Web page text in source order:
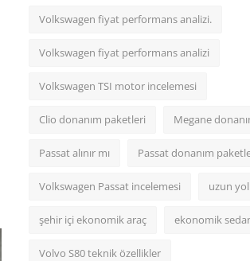
Volkswagen fiyat performans analizi.
Volkswagen fiyat performans analizi
Volkswagen TSI motor incelemesi
Clio donanım paketleri Megane
Passat alınır mı Passat donanım
Volkswagen Passat incelemesi uzun yol
şehir içi ekonomik araç ekonomik
Volvo S80 teknik özellikler